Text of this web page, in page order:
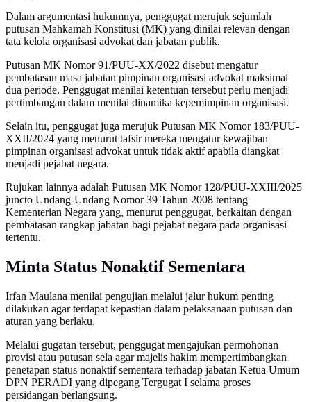
Dalam argumentasi hukumnya, penggugat merujuk sejumlah
putusan Mahkamah Konstitusi (MK) yang dinilai relevan dengan
tata kelola organisasi advokat dan jabatan publik.
Putusan MK Nomor 91/PUU-XX/2022 disebut mengatur
pembatasan masa jabatan pimpinan organisasi advokat maksimal
dua periode. Penggugat menilai ketentuan tersebut perlu menjadi
pertimbangan dalam menilai dinamika kepemimpinan organisasi.
Selain itu, penggugat juga merujuk Putusan MK Nomor 183/PUU-
XXII/2024 yang menurut tafsir mereka mengatur kewajiban
pimpinan organisasi advokat untuk tidak aktif apabila diangkat
menjadi pejabat negara.
Rujukan lainnya adalah Putusan MK Nomor 128/PUU-XXIII/2025
juncto Undang-Undang Nomor 39 Tahun 2008 tentang
Kementerian Negara yang, menurut penggugat, berkaitan dengan
pembatasan rangkap jabatan bagi pejabat negara pada organisasi
tertentu.
Minta Status Nonaktif Sementara
Irfan Maulana menilai pengujian melalui jalur hukum penting
dilakukan agar terdapat kepastian dalam pelaksanaan putusan dan
aturan yang berlaku.
Melalui gugatan tersebut, penggugat mengajukan permohonan
provisi atau putusan sela agar majelis hakim mempertimbangkan
penetapan status nonaktif sementara terhadap jabatan Ketua Umum
DPN PERADI yang dipegang Tergugat I selama proses
persidangan berlangsung.